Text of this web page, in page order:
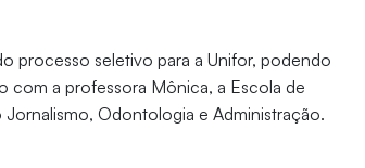
processo seletivo para a Unifor, podendo
com a professora Mônica, a Escola de
Odontologia e Administração.